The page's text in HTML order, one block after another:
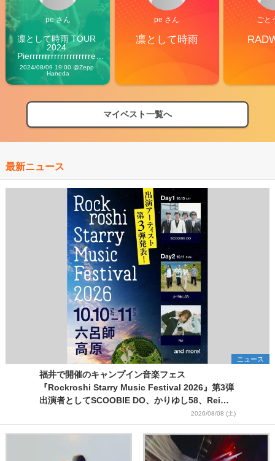
pe さん
凛として時雨 TOUR
2024
Pierrrrrrrrrrrrrrrrrrrre
Vibes
2024/08/09 19:00 @Zepp
Haneda
pe さん
凛として時雨
ごと
マイベスト一覧へ
最新ニュース
ニュース
福井で開催のキャンプイン音楽フェス
『Rockroshi Starry Music Festival 2026』第3弾
出演者としてSCOOBIE DO、かりゆし58、Reiを
2026/08/08 (土)